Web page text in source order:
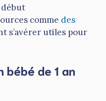
comme des
s’avérer utiles pour
bébé de 1 an